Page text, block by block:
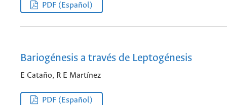
PDF (Español)
Bariogénesis a través de Leptogénesis
E Cataño, R E Martínez
PDF (Español)